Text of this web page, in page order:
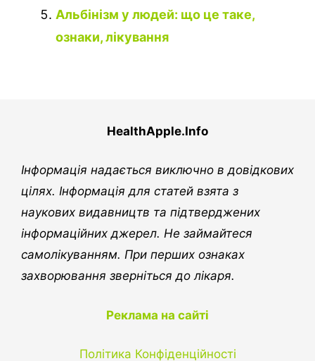
Альбінізм у людей: що це таке,
ознаки, лікування
HealthApple.Info
Інформація надається виключно в довідкових
цілях. Інформація для статей взята з
наукових видавництв та підтверджених
інформаційних джерел. Не займайтеся
самолікуванням. При перших ознаках
захворювання зверніться до лікаря.
Реклама на сайті
Політика Конфіденційності